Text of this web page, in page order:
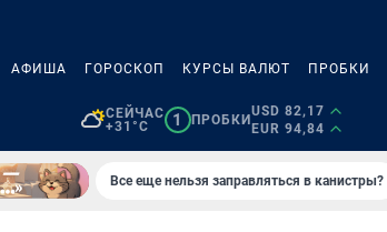
АФИША ГОРОСКОП КУРСЫ ВАЛЮТ ПРОБКИ
СЕЙЧАС
+31°C
1 ПРОБКИ
USD 82,17
EUR 94,84
Все еще нельзя заправляться в канистры?